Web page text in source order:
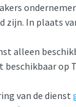
zijn. In plaats
alleen
beschikbaar op
van de dienst